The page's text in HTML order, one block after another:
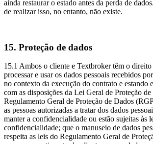
ainda restaurar o estado antes da perda de
de realizar isso, no entanto, não existe.
15. Proteção de dados
15.1 Ambos o cliente e Textbroker têm o direito
processar e usar os dados pessoais recebidos
no contexto da execução do contrato e estando
com as disposições da Lei Geral de Proteção
Regulamento Geral de Proteção de Dados
as pessoas autorizadas a tratar dos dados
manter a confidencialidade ou estão sujeitas às
confidencialidade; que o manuseio de dados
respeita as leis do Regulamento Geral de